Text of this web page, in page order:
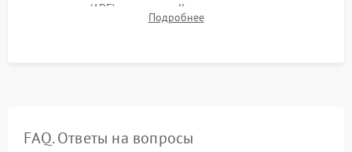
документов (ADF) и дуплекса. Контроль качества отпечатка
на отсутствие серого фона, полос и надежность запекания
Подробнее
FAQ. Ответы на вопросы